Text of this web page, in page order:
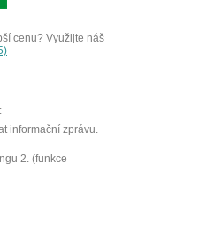
cenu? Využijte náš
informační zprávu.
2. (funkce